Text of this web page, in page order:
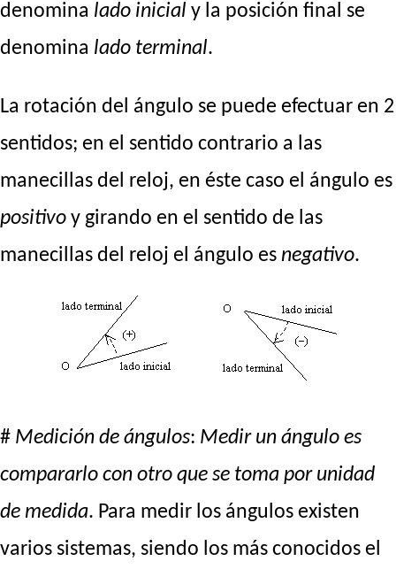
denomina lado inicial y la posición final se
denomina lado terminal.
La rotación del ángulo se puede efectuar en 2
sentidos; en el sentido contrario a las
manecillas del reloj, en éste caso el ángulo es
positivo y girando en el sentido de las
manecillas del reloj el ángulo es negativo.
# Medición de ángulos: Medir un ángulo es
compararlo con otro que se toma por unidad
de medida. Para medir los ángulos existen
varios sistemas, siendo los más conocidos el